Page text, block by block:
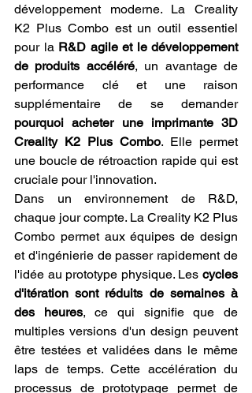
développement moderne. La Creality
K2 Plus Combo est un outil essentiel
pour la R&D agile et le développement
de produits accéléré, un avantage de
performance clé et une raison
supplémentaire de se demander
pourquoi acheter une imprimante 3D
Creality K2 Plus Combo. Elle permet
une boucle de rétroaction rapide qui est
cruciale pour l'innovation.
Dans un environnement de R&D,
chaque jour compte. La Creality K2 Plus
Combo permet aux équipes de design
et d'ingénierie de passer rapidement de
l'idée au prototype physique. Les cycles
d'itération sont réduits de semaines à
des heures, ce qui signifie que de
multiples versions d'un design peuvent
être testées et validées dans le même
laps de temps. Cette accélération du
processus de prototypage permet de